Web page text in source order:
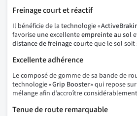
Freinage court et réactif
Il bénéficie de la technologie «
favorise une excellenteempreinte au sol
distance de freinage courteque le sol
Excellente adhérence
Le composé de gomme de sa bande de
technologie «Grip Booster» qui repose
mélange afin d’accroître considérablement
Tenue de route remarquable